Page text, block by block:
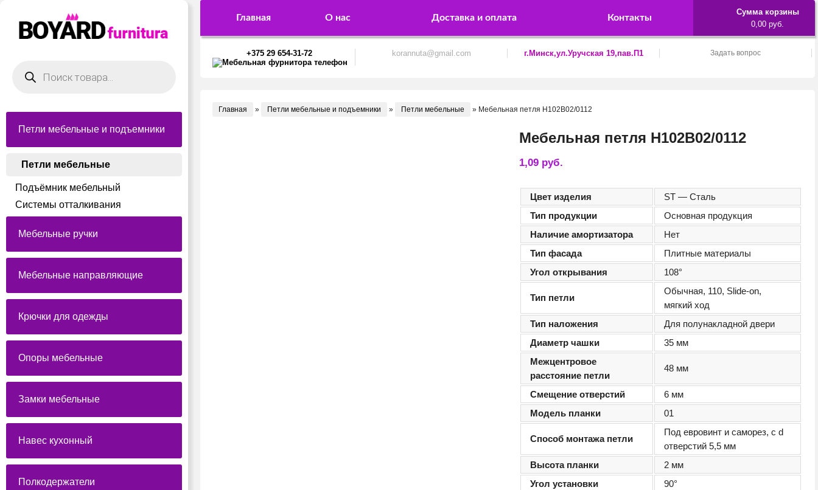
товаров
Петли мебельные и подъемники
Петли мебельные
Подъёмник мебельный
Системы отталкивания
Мебельные ручки
Мебельные направляющие
Крючки для одежды
Опоры мебельные
Замки мебельные
Навес кухонный
Полкодержатели
Главная О нас Доставка и оплата Контакты
Сумма корзины
0,00 руб.
+375 29 654-31-72 korannuta@gmail.com г.Минск,ул.Уручская 19,пав.П1 Задать вопрос
Главная » Петли мебельные и подъемники » Петли мебельные » Мебельная петля H102B02/0112
Мебельная петля H102B02/0112
1,09 руб.
Цвет изделия
ST — Сталь
Тип продукции
Основная продукция
Наличие амортизатора
Нет
Тип фасада
Плитные материалы
Угол открывания
108°
Тип петли
Обычная, 110, Slide-on,
мягкий ход
Тип наложения
Для полунакладной двери
Диаметр чашки
35 мм
Межцентровое
расстояние петли
48 мм
Смещение отверстий
6 мм
Модель планки
01
Способ монтажа петли
Под евровинт и саморез, с d
отверстий 5,5 мм
Высота планки
2 мм
Угол установки
90°